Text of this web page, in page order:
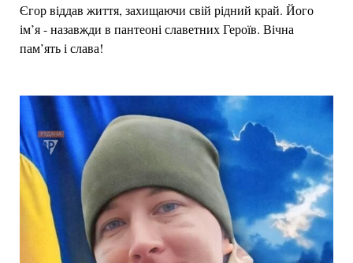
Єгор віддав життя, захищаючи свій рідний край. Його
ім’я - назавжди в пантеоні славетних Героїв. Вічна
пам’ять і слава!